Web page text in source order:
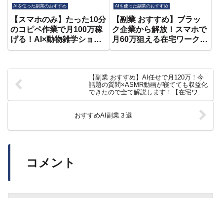
の全手順を初心者向け解説
【在宅ワーク】【副業 お
すすめ】【AI副業】
AIを使った副業のおすすめ
【スマホのみ】たった10分
のコピペ作業で月100万稼
げる！AI×動物雑学ショー
ト動画が超簡単にバズる！
AI副業】【在宅ワーク】
【おすすめ 副業】
AIを使った副業のおすすめ
【副業 おすすめ】ブラッ
ク企業から解放！スマホで
月60万狙える在宅ワークが
初心者でも出来ると話題な
【フリーランス】
【副業 おすすめ】AI任せで月120万！今
話題の質問×ASMR動画が寝てても収益化
できたので全て解説します！【在宅ワー
おすすめAI副業３選
コメント